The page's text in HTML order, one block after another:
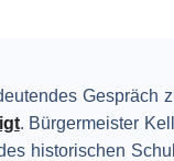
Gespräch
. Bürgermeister
historischen